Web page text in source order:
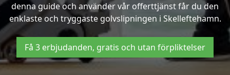
denna guide och använder vår offerttjänst får du den
enklaste och tryggaste golvslipningen i Skelleftehamn.
Få 3 erbjudanden, gratis och utan förpliktelser